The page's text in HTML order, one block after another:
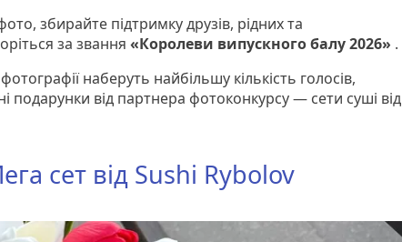
збирайте підтримку друзів, рідних та
за звання«Королеви випускного балу 2026» .
наберуть найбільшу кількість голосів,
подарунки від партнера фотоконкурсу — сети суші від
сет від Sushi Rybolov